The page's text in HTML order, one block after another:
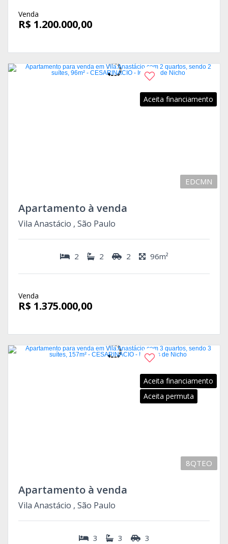
Venda
R$ 1.200.000,00
Aceita financiamento
EDCMN
Apartamento à venda
Vila Anastácio , São Paulo
2 2 2 96m²
Venda
R$ 1.375.000,00
Aceita financiamento
Aceita permuta
8QTEO
Apartamento à venda
Vila Anastácio , São Paulo
3 3 3